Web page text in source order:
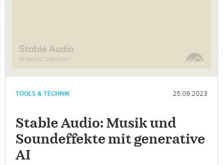
TOOLS & TECHNIK 25.09.2023
Stable Audio: Musik und
Soundeffekte mit generative
AI